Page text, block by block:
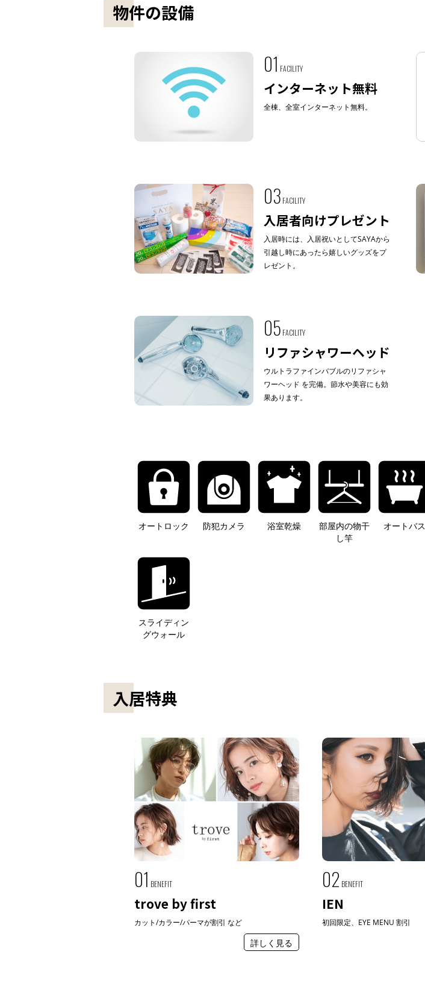
物件の設備
01 FACILITY
インターネット無料
全棟、全室インターネット無料。
03 FACILITY
入居者向けプレゼント
入居時には、入居祝いとしてSAYAから
引越し時にあったら嬉しいグッズをプ
レゼント。
05 FACILITY
リファシャワーヘッド
ウルトラファインバブルのリファシャ
ワーヘッド を完備。節水や美容にも効
果あります。
オートロック 防犯カメラ 浴室乾燥
部屋内の物干
し竿
オートバス
スライディン
グウォール
入居特典
01 BENEFIT
trove by first
カット/カラー/パーマが割引 など
詳しく見る
02 BENEFIT
IEN
初回限定、EYE MENU 割引